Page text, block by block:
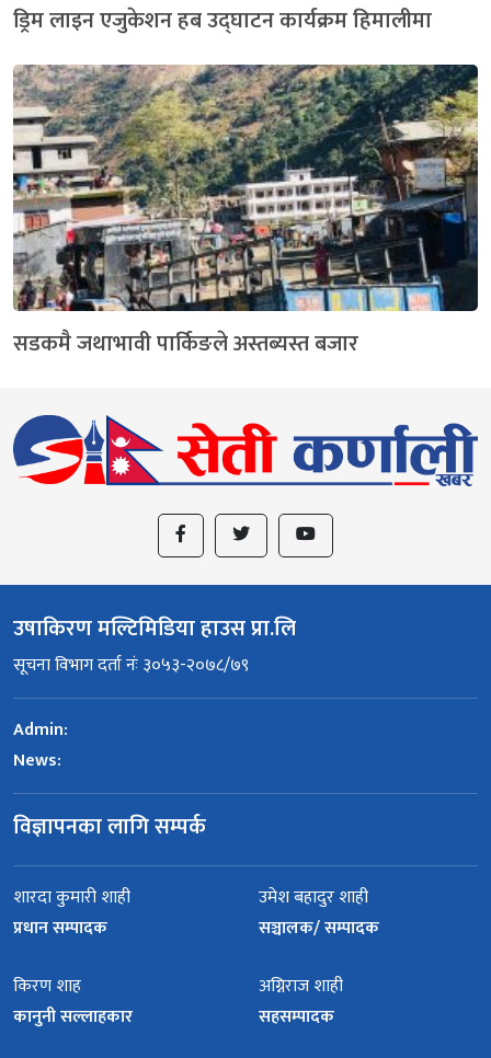
ड्रिम लाइन एजुकेशन हब उद्घाटन कार्यक्रम हिमालीमा
सडकमै जथाभावी पार्किङले अस्तब्यस्त बजार
उषाकिरण मल्टिमिडिया हाउस प्रा.लि
सूचना विभाग दर्ता नंः ३०५३-२०७८/७९
Admin:
News:
विज्ञापनका लागि सम्पर्क
शारदा कुमारी शाही
प्रधान सम्पादक
उमेश बहादुर शाही
सञ्चालक/ सम्पादक
किरण शाह
कानुनी सल्लाहकार
अग्निराज शाही
सहसम्पादक